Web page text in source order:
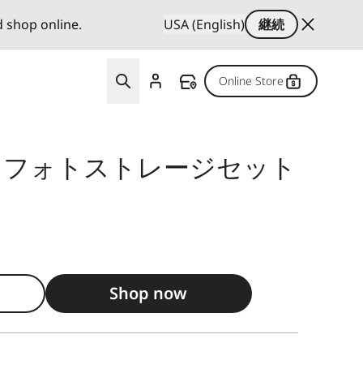
shop online. USA (English)
継続
Online Store
ォトストレージセット
Shop now